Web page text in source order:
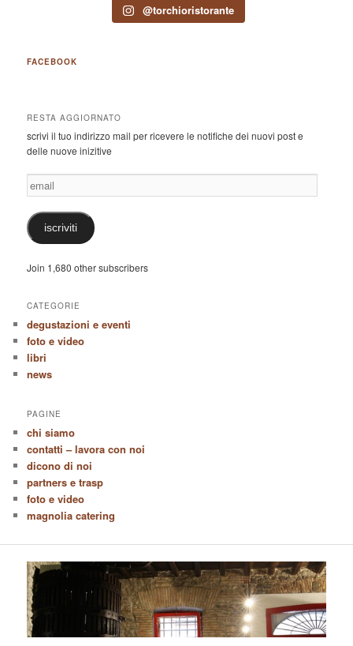
@torchioristorante
FACEBOOK
RESTA AGGIORNATO
scrivi il tuo indirizzo mail per ricevere le notifiche dei nuovi post e
delle nuove inizitive
email
iscriviti
Join 1,680 other subscribers
CATEGORIE
degustazioni e eventi
foto e video
libri
news
PAGINE
chi siamo
contatti – lavora con noi
dicono di noi
partners e trasp
foto e video
magnolia catering